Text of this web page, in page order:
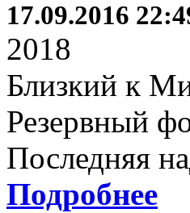
17.09.2016
2018
Близкий к
Резервный
Последняя
Подробнее